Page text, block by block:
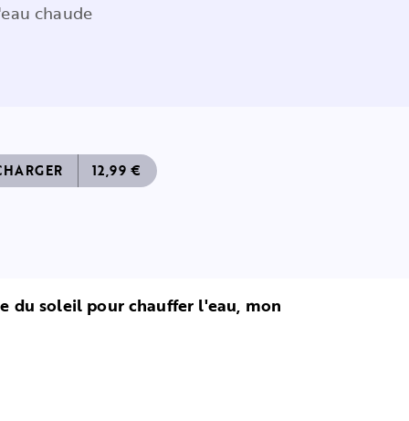
chaude
12,99 €
du soleil pour chauffer l'eau, mon